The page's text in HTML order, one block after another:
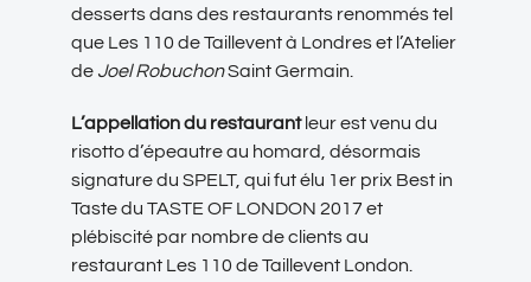
desserts dans des restaurants renommés tel
que Les 110 de Taillevent à Londres et l’Atelier
de Joel RobuchonSaint Germain.
L’appellation du restaurantleur est venu du
risotto d’épeautre au homard, désormais
signature du SPELT, qui fut élu 1er prix Best in
Taste du TASTE OF LONDON 2017 et
plébiscité par nombre de clients au
restaurant Les 110 de Taillevent London.